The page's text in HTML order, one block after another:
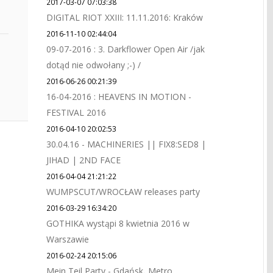
DIGITAL RIOT XXIII: 11.11.2016: Kraków
2016-11-10 02:44:04
09-07-2016 : 3. Darkflower Open Air /jak
dotąd nie odwołany ;-) /
2016-06-26 00:21:39
16-04-2016 : HEAVENS IN MOTION -
FESTIVAL 2016
2016-04-10 20:02:53
30.04.16 - MACHINERIES || FIX8:SED8 |
JIHAD | 2ND FACE
2016-04-04 21:21:22
WUMPSCUT/WROCŁAW releases party
2016-03-29 16:34:20
GOTHIKA wystąpi 8 kwietnia 2016 w
Warszawie
2016-02-24 20:15:06